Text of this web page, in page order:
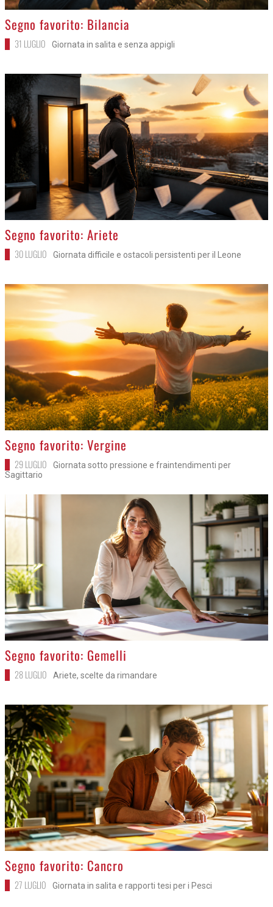
>
Segno favorito: Bilancia
31 LUGLIO Giornata in salita e senza appigli
>
Segno favorito: Ariete
30 LUGLIO Giornata difficile e ostacoli persistenti per il Leone
>
Segno favorito: Vergine
29 LUGLIO
Giornata sotto pressione e fraintendimenti per
Sagittario
>
Segno favorito: Gemelli
28 LUGLIO Ariete, scelte da rimandare
>
Segno favorito: Cancro
27 LUGLIO Giornata in salita e rapporti tesi per i Pesci